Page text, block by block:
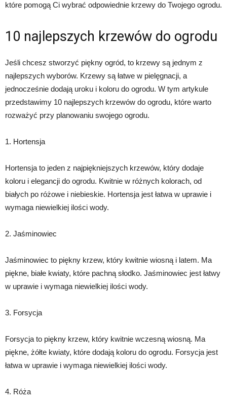
które pomogą Ci wybrać odpowiednie krzewy do Twojego ogrodu.
10 najlepszych krzewów do ogrodu
Jeśli chcesz stworzyć piękny ogród, to krzewy są jednym z
najlepszych wyborów. Krzewy są łatwe w pielęgnacji, a
jednocześnie dodają uroku i koloru do ogrodu. W tym artykule
przedstawimy 10 najlepszych krzewów do ogrodu, które warto
rozważyć przy planowaniu swojego ogrodu.
1. Hortensja
Hortensja to jeden z najpiękniejszych krzewów, który dodaje
koloru i elegancji do ogrodu. Kwitnie w różnych kolorach, od
białych po różowe i niebieskie. Hortensja jest łatwa w uprawie i
wymaga niewielkiej ilości wody.
2. Jaśminowiec
Jaśminowiec to piękny krzew, który kwitnie wiosną i latem. Ma
piękne, białe kwiaty, które pachną słodko. Jaśminowiec jest łatwy
w uprawie i wymaga niewielkiej ilości wody.
3. Forsycja
Forsycja to piękny krzew, który kwitnie wczesną wiosną. Ma
piękne, żółte kwiaty, które dodają koloru do ogrodu. Forsycja jest
łatwa w uprawie i wymaga niewielkiej ilości wody.
4. Róża